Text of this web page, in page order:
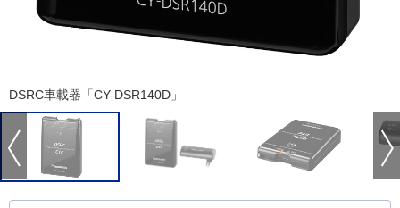
DSRC車載器「CY-DSR140D」